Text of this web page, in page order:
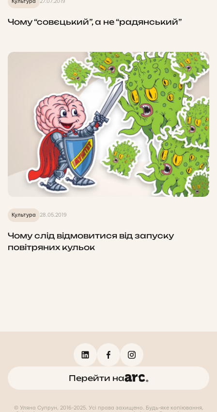
Культура 27.07.2019
Чому “совєцький”, а не “радянський”
Культура 28.05.2019
Чому слід відмовитися від запуску
повітряних кульок
Перейти на
© Уляна Супрун, 2016-2025. Усі права захищено. Будь-яке копіювання,